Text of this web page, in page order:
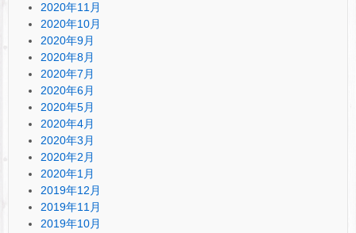
2020年11月
2020年10月
2020年9月
2020年8月
2020年7月
2020年6月
2020年5月
2020年4月
2020年3月
2020年2月
2020年1月
2019年12月
2019年11月
2019年10月